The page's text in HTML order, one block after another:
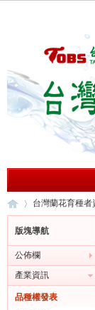
台 »
台灣蘭花育種者
版塊導航
公佈欄
產業資訊
品種權發表